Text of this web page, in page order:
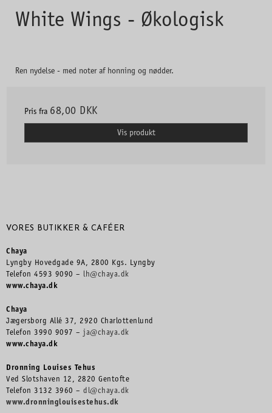
White Wings - Økologisk
Ren nydelse - med noter af honning og nødder.
Pris fra 68,00 DKK
Vis produkt
VORES BUTIKKER & CAFÉER
Chaya
Lyngby Hovedgade 9A, 2800 Kgs. Lyngby
Telefon 4593 9090 – lh@chaya.dk
www.chaya.dk
Chaya
Jægersborg Allé 37, 2920 Charlottenlund
Telefon 3990 9097 – ja@chaya.dk
www.chaya.dk
Dronning Louises Tehus
Ved Slotshaven 12, 2820 Gentofte
Telefon 3132 3960 – dl@chaya.dk
www.dronninglouisestehus.dk